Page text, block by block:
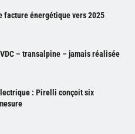
facture énergétique vers 2025
– transalpine – jamais réalisée
: Pirelli conçoit six